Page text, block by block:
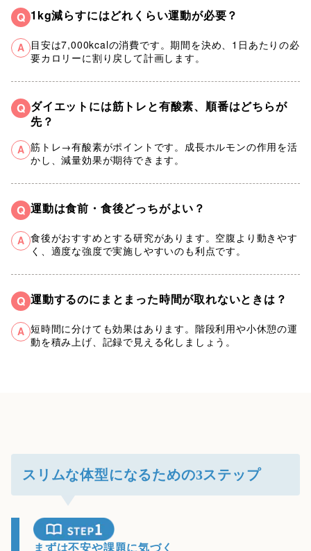
Q 1kg減らすにはどれくらい運動が必要？
A 目安は7,000kcalの消費です。期間を決め、1日あたりの必
要カロリーに割り戻して計画します。
Q ダイエットには筋トレと有酸素、順番はどちらが
先？
A 筋トレ→有酸素がポイントです。成長ホルモンの作用を活
かし、減量効果が期待できます。
Q 運動は食前・食後どっちがよい？
A 食後がおすすめとする研究があります。空腹より動きやす
く、適度な強度で実施しやすいのも利点です。
Q 運動するのにまとまった時間が取れないときは？
A 短時間に分けても効果はあります。階段利用や小休憩の運
動を積み上げ、記録で見える化しましょう。
スリムな体型になるための3ステップ
まずは不安や課題に気づく